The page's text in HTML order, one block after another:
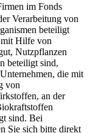
im Fonds
Verarbeitung von
beteiligt
Hilfe von
Nutzpflanzen
beteiligt sind,
die mit
von
an der
sind. Bei
Sie sich bitte direkt